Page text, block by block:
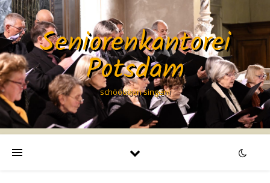
Seniorenkantorei
Potsdam
schööööön singen!